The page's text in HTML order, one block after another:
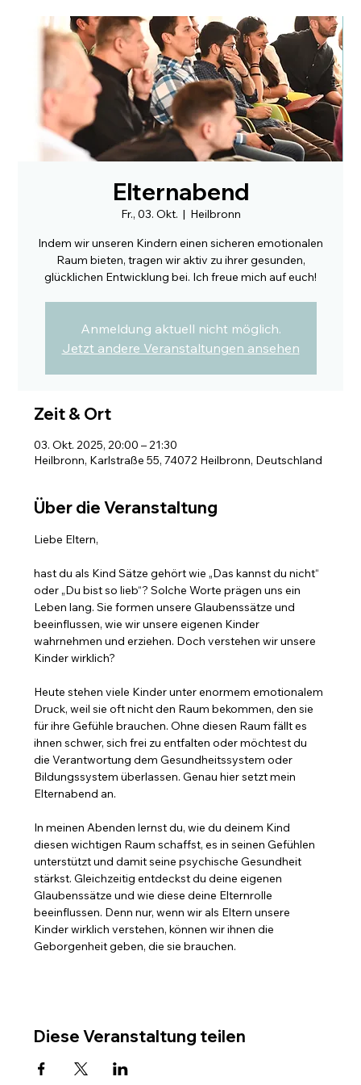
Elternabend
Fr., 03. Okt.
  |
Heilbronn
Indem wir unseren Kindern einen sicheren emotionalen
Raum bieten, tragen wir aktiv zu ihrer gesunden,
glücklichen Entwicklung bei. Ich freue mich auf euch!
Anmeldung aktuell nicht möglich.
Jetzt andere Veranstaltungen ansehen
Zeit & Ort
03. Okt. 2025, 20:00 – 21:30
Heilbronn, Karlstraße 55, 74072 Heilbronn, Deutschland
Über die Veranstaltung
Liebe Eltern,
hast du als Kind Sätze gehört wie „Das kannst du nicht“
oder „Du bist so lieb“? Solche Worte prägen uns ein
Leben lang. Sie formen unsere Glaubenssätze und
beeinflussen, wie wir unsere eigenen Kinder
wahrnehmen und erziehen. Doch verstehen wir unsere
Kinder wirklich?
Heute stehen viele Kinder unter enormem emotionalem
Druck, weil sie oft nicht den Raum bekommen, den sie
für ihre Gefühle brauchen. Ohne diesen Raum fällt es
ihnen schwer, sich frei zu entfalten oder möchtest du
die Verantwortung dem Gesundheitssystem oder
Bildungssystem überlassen. Genau hier setzt mein
Elternabend an.
In meinen Abenden lernst du, wie du deinem Kind
diesen wichtigen Raum schaffst, es in seinen Gefühlen
unterstützt und damit seine psychische Gesundheit
stärkst. Gleichzeitig entdeckst du deine eigenen
Glaubenssätze und wie diese deine Elternrolle
beeinflussen. Denn nur, wenn wir als Eltern unsere
Kinder wirklich verstehen, können wir ihnen die
Geborgenheit geben, die sie brauchen.
Diese Veranstaltung teilen